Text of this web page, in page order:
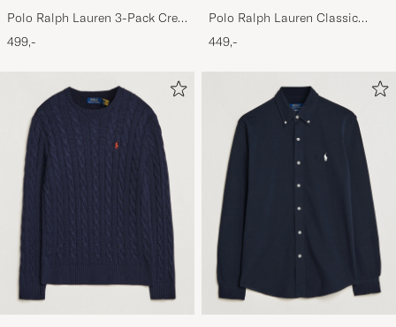
Polo Ralph Lauren 3-Pack Crew
Neck T-Shirt
White/Black/Andover Heather
499,-
Polo Ralph Lauren Classic
449,-